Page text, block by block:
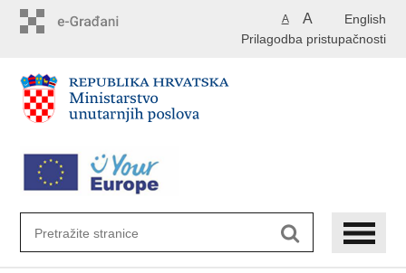
English
A A
Prilagodba pristupačnosti